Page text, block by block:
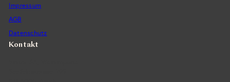
Impressum
AGB
Datenschutz
Kontakt